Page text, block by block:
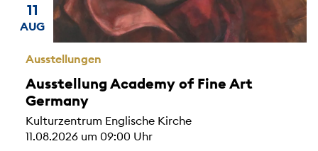
Ausstellungen
Ausstellung Academy of Fine Art
Germany
Kulturzentrum Englische Kirche
11.08.2026 um 09:00 Uhr
11
AUG